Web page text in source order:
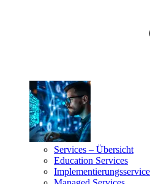
Services – Übersicht
Education Services